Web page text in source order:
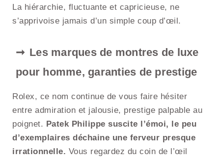
La hiérarchie, fluctuante et capricieuse, ne
s’apprivoise jamais d’un simple coup d’œil.
Les marques de montres de luxe
pour homme, garanties de prestige
Rolex, ce nom continue de vous faire hésiter
entre admiration et jalousie, prestige palpable au
poignet. Patek Philippe suscite l’émoi, le peu
d’exemplaires déchaine une ferveur presque
irrationnelle. Vous regardez du coin de l’œil